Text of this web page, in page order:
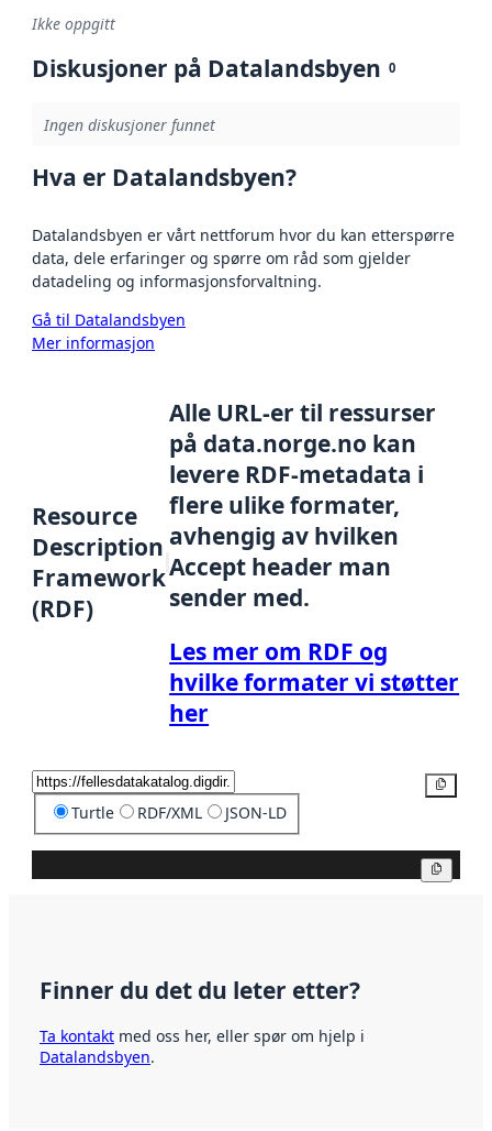
Ikke oppgitt
Diskusjoner på Datalandsbyen 0
Ingen diskusjoner funnet
Hva er Datalandsbyen?
Datalandsbyen er vårt nettforum hvor du kan etterspørre
data, dele erfaringer og spørre om råd som gjelder
datadeling og informasjonsforvaltning.
Gå til Datalandsbyen
Mer informasjon
Resource
Description
Framework
(RDF)
Alle URL-er til ressurser
på data.norge.no kan
levere RDF-metadata i
flere ulike formater,
avhengig av hvilken
Accept header man
sender med.
Les mer om RDF og
hvilke formater vi støtter
her
Turtle RDF/XML JSON-LD
Finner du det du leter etter?
Ta kontakt med oss her, eller spør om hjelp i
Datalandsbyen.